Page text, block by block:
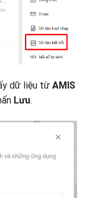
dữ liệu từ AMIS
Lưu.